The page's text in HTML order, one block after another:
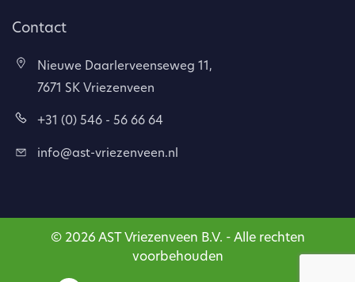
Contact
Nieuwe Daarlerveenseweg 11,
7671 SK Vriezenveen
+31 (0) 546 - 56 66 64
info@ast-vriezenveen.nl
© 2026 AST Vriezenveen B.V. - Alle rechten
voorbehouden